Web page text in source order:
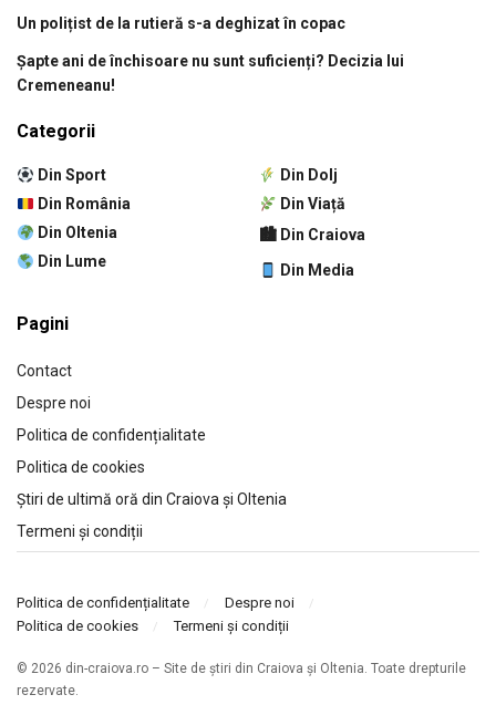
Un polițist de la rutieră s-a deghizat în copac
Șapte ani de închisoare nu sunt suficienți? Decizia lui
Cremeneanu!
Categorii
Din Sport
Din România
Din Oltenia
Din Lume
Din Dolj
Din Viață
🏙 Din Craiova
Din Media
Pagini
Contact
Despre noi
Politica de confidențialitate
Politica de cookies
Știri de ultimă oră din Craiova și Oltenia
Termeni și condiții
Politica de confidențialitate
Despre noi
Politica de cookies
Termeni și condiții
© 2026 din-craiova.ro – Site de știri din Craiova și Oltenia. Toate drepturile
rezervate.